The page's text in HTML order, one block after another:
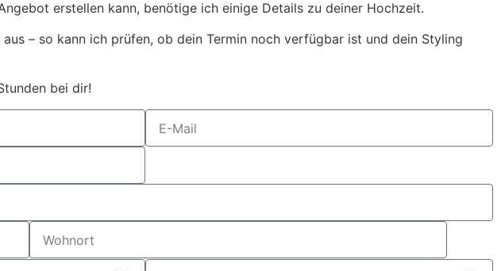
erstellen kann, benötige ich einige Details zu deiner Hochzeit.
– so kann ich prüfen, ob dein Termin noch verfügbar ist und dein Styling
bei dir!